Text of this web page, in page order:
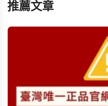
推薦文章